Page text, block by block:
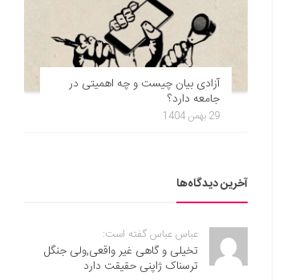
آزادی بیان چیست و چه اهمیتی در
جامعه دارد؟
29 بهمن 1404
آخرین دیدگاه‌ها
عباس عباس گفته است:
تخیلی و گاهی غیر واقعی,ولی جنگل
ترسناک ژاپنی حقیقت دارد